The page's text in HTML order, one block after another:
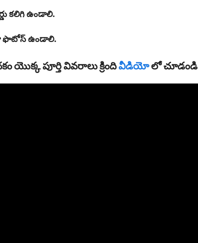
కలిగి ఉండాలి.
ఫొటోస్ ఉండాలి.
యొక్క పూర్తి వివరాలు క్రిందివీడియోలో చూడండి